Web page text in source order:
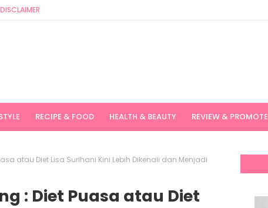
DISCLAIMER
RECIPE & FOOD HEALTH & BEAUTY REVIEW & PROMOTE
atau Diet Lisa Surihani Kini Lebih Dikenali dan Menjadi
: Diet Puasa atau Diet